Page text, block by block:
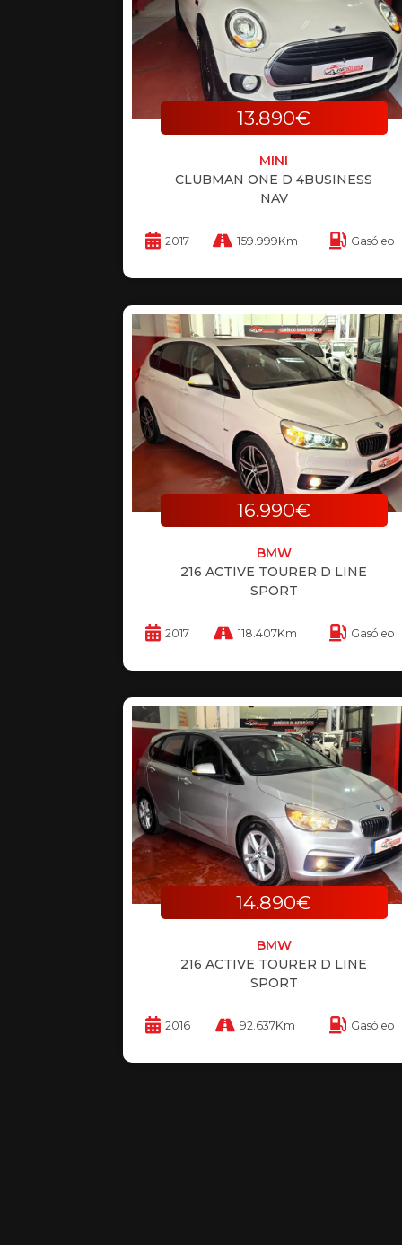
13.890€
MINI
CLUBMAN ONE D 4BUSINESS
NAV
2017 159.999Km Gasóleo
16.990€
BMW
216 ACTIVE TOURER D LINE
SPORT
2017 118.407Km Gasóleo
14.890€
BMW
216 ACTIVE TOURER D LINE
SPORT
2016 92.637Km Gasóleo